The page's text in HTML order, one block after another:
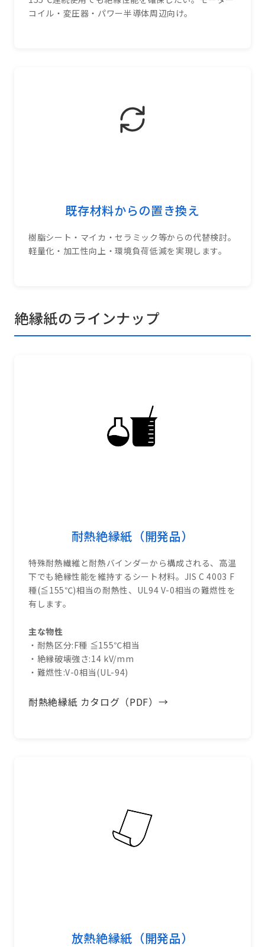
コイル・変圧器・パワー半導体周辺向け。
既存材料からの置き換え
樹脂シート・マイカ・セラミック等からの代替検討。
軽量化・加工性向上・環境負荷低減を実現します。
絶縁紙のラインナップ
耐熱絶縁紙（開発品）
特殊耐熱繊維と耐熱バインダーから構成される、高温
下でも絶縁性能を維持するシート材料。JIS C 4003 F
種(≦155℃)相当の耐熱性、UL94 V-0相当の難燃性を
有します。
主な物性
・耐熱区分:F種 ≦155℃相当
・絶縁破壊強さ:14 kV/mm
・難燃性:V-0相当(UL-94)
耐熱絶縁紙 カタログ（PDF）→
放熱絶縁紙（開発品）